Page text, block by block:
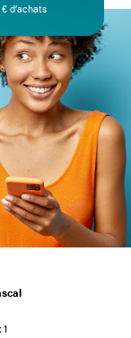
d’achats